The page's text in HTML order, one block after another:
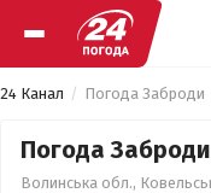
24 Канал Погода Заброди
Погода Заброди
Волинська обл.,